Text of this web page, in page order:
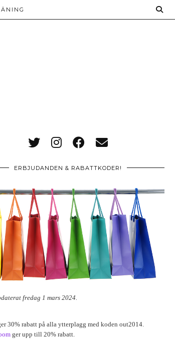
ERBJUDANDEN & RABATTKODER!
fredag 1 mars 2024.
30% rabatt på alla ytterplagg med koden out2014.
ger upp till 20% rabatt.